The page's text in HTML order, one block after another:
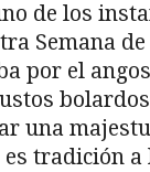
de los
Semana
por el
una
tradición a